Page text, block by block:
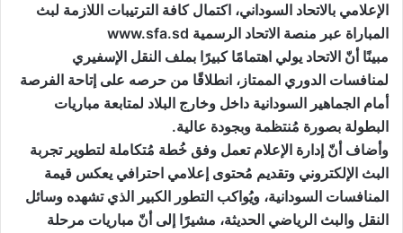
الإعلامي بالاتحاد السوداني، اكتمال كافة الترتيبات اللازمة لبث
المباراة عبر منصة الاتحاد الرسمية www.sfa.sd
مبينًا أنّ الاتحاد يولي اهتمامًا كبيرًا بملف النقل الإسفيري
لمنافسات الدوري الممتاز، انطلاقًا من حرصه على إتاحة الفرصة
أمام الجماهير السودانية داخل وخارج البلاد لمتابعة مباريات
البطولة بصورة مُنتظمة وبجودة عالية.
وأضاف أنّ إدارة الإعلام تعمل وفق خُطة مُتكاملة لتطوير تجربة
البث الإلكتروني وتقديم مُحتوى إعلامي احترافي يعكس قيمة
المنافسات السودانية، ويُواكب التطور الكبير الذي تشهده وسائل
النقل والبث الرياضي الحديثة، مشيرًا إلى أنّ مباريات مرحلة